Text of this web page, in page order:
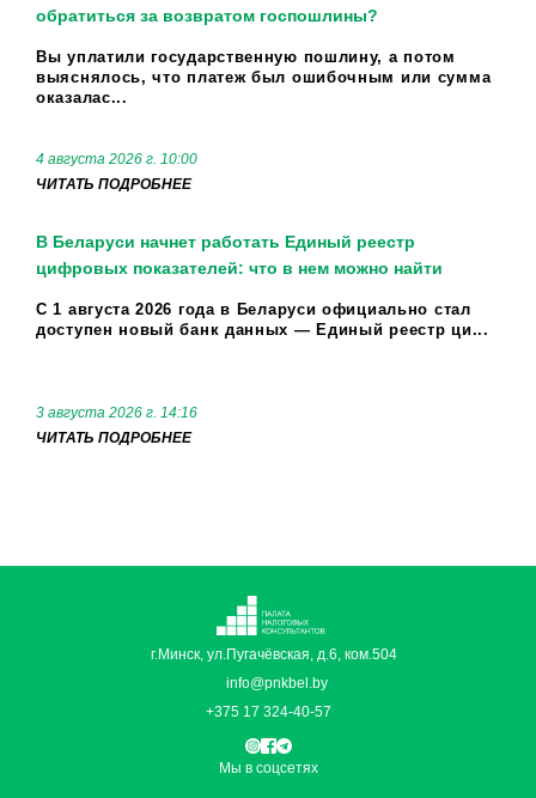
обратиться за возвратом госпошлины?
Вы уплатили государственную пошлину, а потом
выяснялось, что платеж был ошибочным или сумма
оказалас...
4 августа 2026 г. 10:00
ЧИТАТЬ ПОДРОБНЕЕ
В Беларуси начнет работать Единый реестр
цифровых показателей: что в нем можно найти
С 1 августа 2026 года в Беларуси официально стал
доступен новый банк данных — Единый реестр ци...
3 августа 2026 г. 14:16
ЧИТАТЬ ПОДРОБНЕЕ
г.Минск, ул.Пугачёвская, д.6, ком.504
info@pnkbel.by
+375 17 324-40-57
Мы в соцсетях